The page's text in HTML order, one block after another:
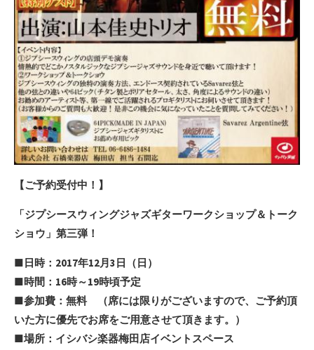
【ご予約受付中！】
「ジプシースウィングジャズギターワークショップ＆トーク
ショウ」第三弾！
■日時：2017年12月3日（日）
■時間：16時～19時頃予定
■参加費：無料 （席には限りがございますので、ご予約頂
いた方に優先でお席をご用意させて頂きます。）
■場所：イシバシ楽器梅田店イベントスペース